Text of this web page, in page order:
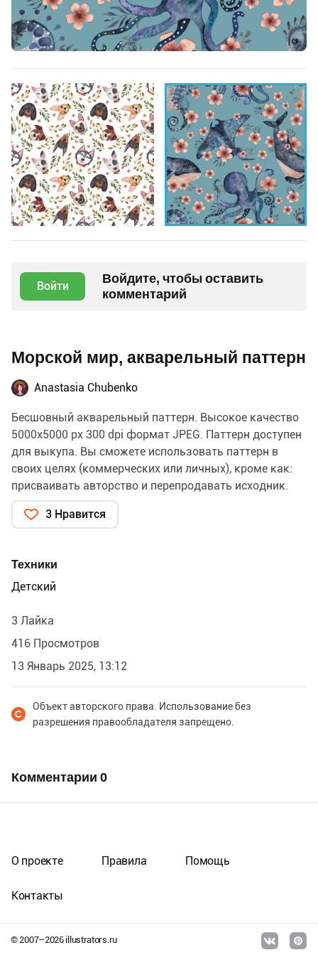
Войти
Войдите, чтобы оставить
комментарий
Морской мир, акварельный паттерн
Anastasia Chubenko
Бесшовный акварельный паттерн. Высокое качество
5000х5000 px 300 dpi формат JPEG. Паттерн доступен
для выкупа. Вы сможете использовать паттерн в
своих целях (коммерческих или личных), кроме как:
присваивать авторство и перепродавать исходник.
Также доступны к выкупу другие мои работы. Пишите
в сообщения.
3 Нравится
Техники
Детский
3 Лайка
416 Просмотров
13 Январь 2025, 13:12
Объект авторского права. Использование без
разрешения правообладателя запрещено.
Комментарии 0
© 2007–2026illustrators.ru
О проекте Правила Помощь
Контакты